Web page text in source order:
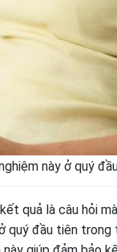
này ở quý
quả là câu hỏi
quý đầu tiên